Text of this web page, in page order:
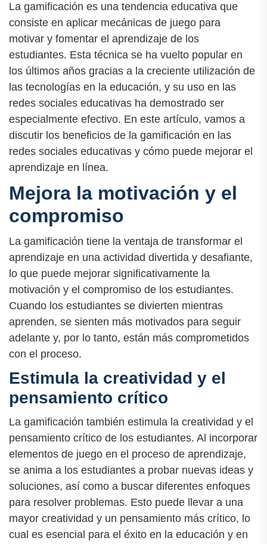
La gamificación es una tendencia educativa que
consiste en aplicar mecánicas de juego para
motivar y fomentar el aprendizaje de los
estudiantes. Esta técnica se ha vuelto popular en
los últimos años gracias a la creciente utilización de
las tecnologías en la educación, y su uso en las
redes sociales educativas ha demostrado ser
especialmente efectivo. En este artículo, vamos a
discutir los beneficios de la gamificación en las
redes sociales educativas y cómo puede mejorar el
aprendizaje en línea.
Mejora la motivación y el
compromiso
La gamificación tiene la ventaja de transformar el
aprendizaje en una actividad divertida y desafiante,
lo que puede mejorar significativamente la
motivación y el compromiso de los estudiantes.
Cuando los estudiantes se divierten mientras
aprenden, se sienten más motivados para seguir
adelante y, por lo tanto, están más comprometidos
con el proceso.
Estimula la creatividad y el
pensamiento crítico
La gamificación también estimula la creatividad y el
pensamiento crítico de los estudiantes. Al incorporar
elementos de juego en el proceso de aprendizaje,
se anima a los estudiantes a probar nuevas ideas y
soluciones, así como a buscar diferentes enfoques
para resolver problemas. Esto puede llevar a una
mayor creatividad y un pensamiento más crítico, lo
cual es esencial para el éxito en la educación y en